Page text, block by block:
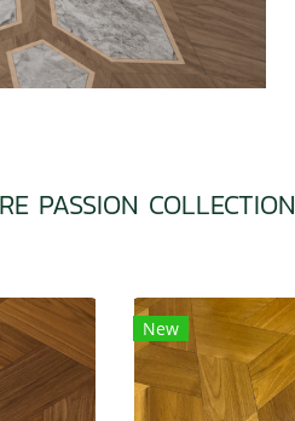
PASSION COLLECTION
New